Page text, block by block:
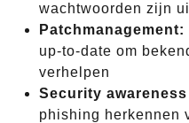
wachtwoorden zijn
Patchmanagement:
up-to-date om
verhelpen
Security
phishing herkennen